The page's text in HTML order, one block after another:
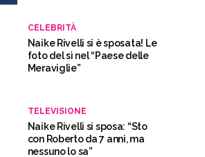
CELEBRITÀ
Naike Rivelli si è sposata! Le
foto del sì nel “Paese delle
Meraviglie”
TELEVISIONE
Naike Rivelli si sposa: “Sto
con Roberto da 7 anni, ma
nessuno lo sa”